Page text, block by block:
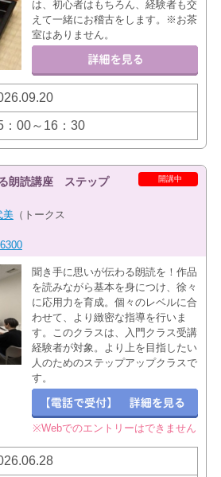
は、初心者はもちろん、経験者も交
えて一緒にお稽古をします。※お茶
室はありません。
：00～16：30
開講中
朗読講座 ステップ
美（トークス
聞き手に思いが伝わる朗読を！作品
を読みながら基本を身につけ、徐々
に応用力を育成。個々のレベルに合
わせて、より緻密な指導を行いま
す。このクラスは、入門クラス受講
経験者が対象。より上を目指したい
人のためのステップアップクラスで
す。
※Webでのエントリーはできません